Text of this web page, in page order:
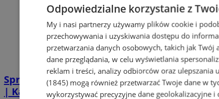
Sprzątanie po zgonie w Piekarach Śląskich
| Kastelnik
Odpowiedzialne korzystanie z
My i nasi partnerzy używamy plików cookie i
przechowywania i uzyskiwania dostępu do
przetwarzania danych osobowych, takich jak
dane przeglądania, w celu wyświetlania
reklam i treści, analizy odbiorców oraz ulepszania
(1845)mogą również przetwarzać Twoje dane w
wykorzystywać precyzyjne dane geolokalizacyjne